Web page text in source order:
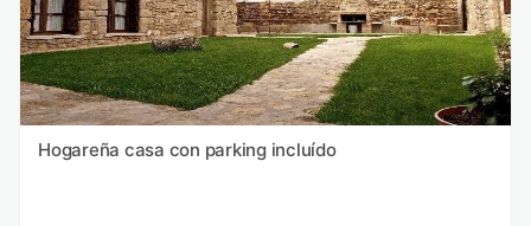
Hogareña casa con parking incluído